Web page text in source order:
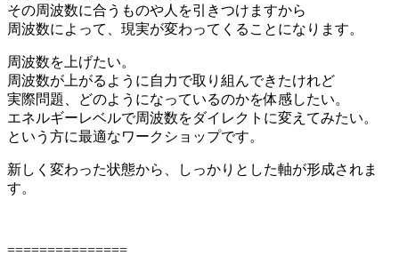
その周波数に合うものや人を引きつけますから
周波数によって、現実が変わってくることになります。
周波数を上げたい。
周波数が上がるように自力で取り組んできたけれど
実際問題、どのようになっているのかを体感したい。
エネルギーレベルで周波数をダイレクトに変えてみたい。
という方に最適なワークショップです。
新しく変わった状態から、しっかりとした軸が形成されま
す。
===============